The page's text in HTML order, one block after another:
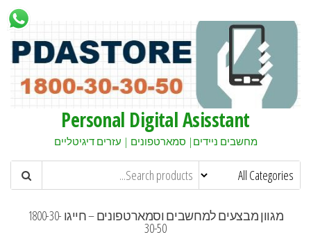
Personal Digital Asisstant
מחשבים ניידים| סמארטפונים | עזרים דיגיטליים
מגוון מבצעים למחשבים וסמארטפונים – חייגו 1800-30-
30-50